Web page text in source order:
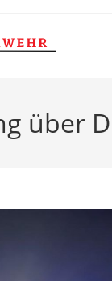
über